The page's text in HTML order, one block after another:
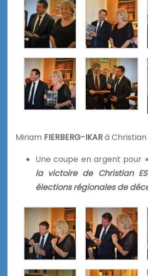
Miriam FIERBERG-IKARà Christian
Une coupe en argent pour
la victoire de Christian
élections régionales de